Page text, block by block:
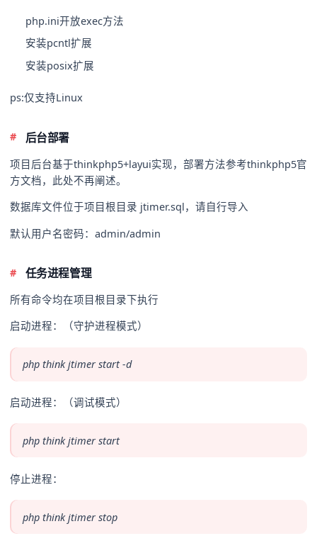
php.ini开放exec方法
安装pcntl扩展
安装posix扩展
ps:仅支持Linux
后台部署
项目后台基于thinkphp5+layui实现，部署方法参考thinkphp5官
方文档，此处不再阐述。
数据库文件位于项目根目录 jtimer.sql，请自行导入
默认用户名密码：admin/admin
任务进程管理
所有命令均在项目根目录下执行
启动进程：（守护进程模式）
php think jtimer start -d
启动进程：（调试模式）
php think jtimer start
停止进程：
php think jtimer stop